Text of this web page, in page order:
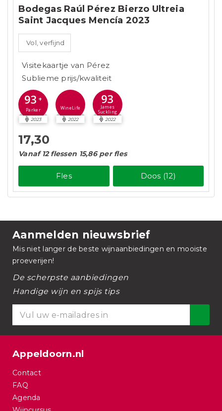
Bodegas Raúl Pérez Bierzo Ultreia
Saint Jacques Mencía 2023
Vol, verfijnd
Visitekaartje van Pérez
Sublieme prijs/kwaliteit
93 +
Parker
2023
WineLife
2022
93
James
Suckling
2022
17,30
Vanaf 12 flessen 15,86 per fles
Fles Doos (12)
Aanmelden nieuwsbrief
Mis niet langer de beste wijnaanbiedingen en mooiste
proeverijen!
De scherpste aanbiedingen
Handige wijn en spijs tips
Appeldoorn.nl
Contact
FAQ
Agenda